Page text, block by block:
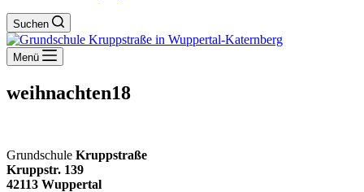
Suchen
Menü
weihnachten18
Grundschule Kruppstraße
Kruppstr. 139
42113 Wuppertal